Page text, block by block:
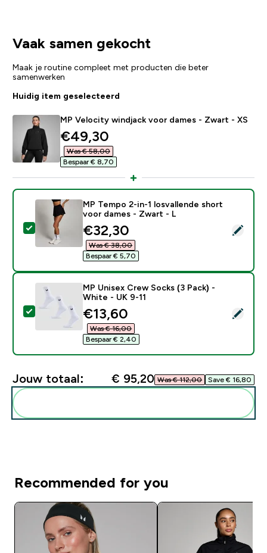
Vaak samen gekocht
Maak je routine compleet met producten die beter
samenwerken
Huidig item geselecteerd
MP Velocity windjack voor dames - Zwart - XS
discounted price
€49,30‎
Was € 58,00‎
Bespaar € 8,70‎
Selecteer dit product - MP Tempo 2-in-1 losvallende
MP Tempo 2-in-1 losvallende short
voor dames - Zwart - L
discounted price
€32,30‎
Was € 38,00‎
Bespaar € 5,70‎
Selecteer dit product - MP Unisex Crew Socks (3
MP Unisex Crew Socks (3 Pack) -
White - UK 9-11
discounted price
€13,60‎
Was € 16,00‎
Bespaar € 2,40‎
Jouw totaal: € 95,20‎ Was € 112,00‎ Save € 16,80‎
Recommended for you